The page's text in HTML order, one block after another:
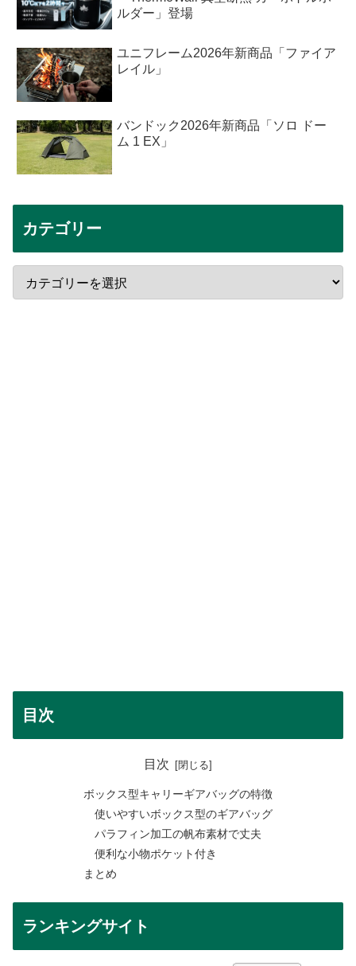
ルダー」登場
ユニフレーム2026年新商品「ファイア
レイル」
バンドック2026年新商品「ソロ ドー
ム 1 EX」
カテゴリー
目次
目次
ボックス型キャリーギアバッグの特徴
使いやすいボックス型のギアバッグ
パラフィン加工の帆布素材で丈夫
便利な小物ポケット付き
まとめ
ランキングサイト